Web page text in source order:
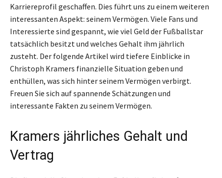
Karriereprofil geschaffen. Dies führt uns zu einem weiteren
interessanten Aspekt: seinem Vermögen. Viele Fans und
Interessierte sind gespannt, wie viel Geld der Fußballstar
tatsächlich besitzt und welches Gehalt ihm jährlich
zusteht. Der folgende Artikel wird tiefere Einblicke in
Christoph Kramers finanzielle Situation geben und
enthüllen, was sich hinter seinem Vermögen verbirgt.
Freuen Sie sich auf spannende Schätzungen und
interessante Fakten zu seinem Vermögen.
Kramers jährliches Gehalt und
Vertrag